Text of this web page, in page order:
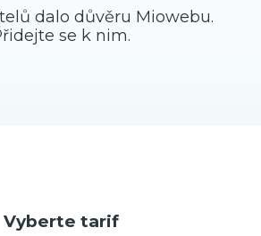
dalo důvěru Miowebu.
se k nim.
Vyberte tarif